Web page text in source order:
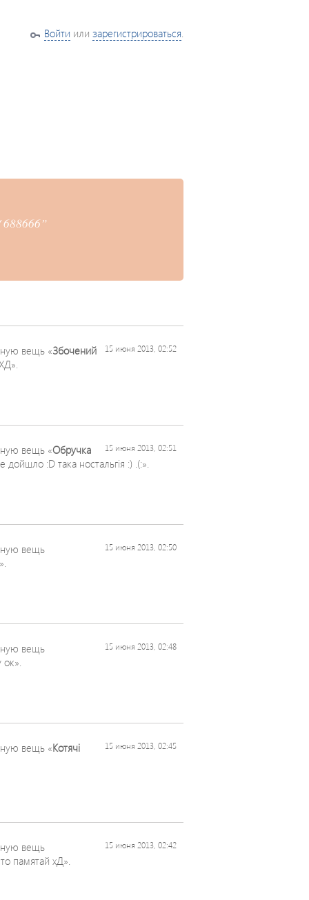
Войти или зарегистрироваться.
688666”
15 июня 2013, 02:52
вещь «Збочений
15 июня 2013, 02:51
вещь «Обручка
дойшло :D така ностальгія :) .(:».
15 июня 2013, 02:50
вещь
15 июня 2013, 02:48
вещь
15 июня 2013, 02:45
вещь «Котячі
15 июня 2013, 02:42
вещь
памятай хД».